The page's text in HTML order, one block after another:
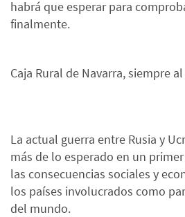
habrá que esperar para
finalmente.
Caja Rural de Navarra, siempre
La actual guerra entre Rusia y
más de lo esperado en un
las consecuencias sociales y
los países involucrados como
del mundo.